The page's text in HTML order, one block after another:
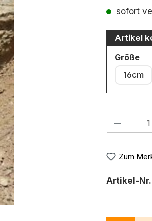
sofort
Artikel
Größe
16cm
Zum
Artikel-